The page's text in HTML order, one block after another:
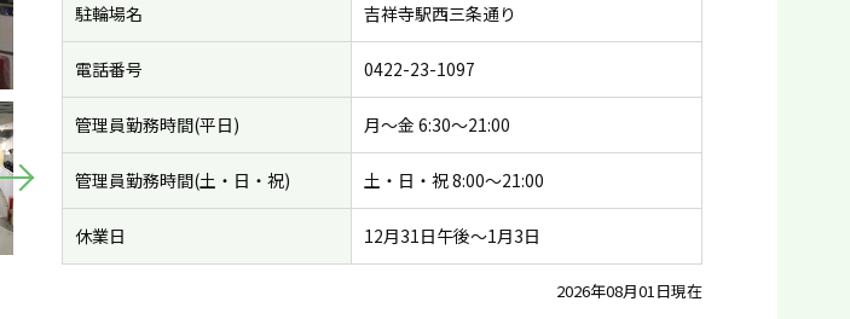
駐輪場名 吉祥寺駅西三条通り
電話番号 0422-23-1097
管理員勤務時間(平日) 月〜金 6:30〜21:00
管理員勤務時間(土・日・祝) 土・日・祝 8:00〜21:00
休業日 12月31日午後〜1月3日
2026年08月01日現在